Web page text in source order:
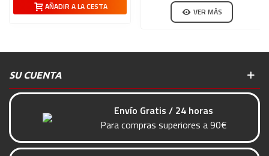
AÑADIR A LA CESTA VER MÁS
SU CUENTA
Envío Gratis / 24 horas
Para compras superiores a 90€